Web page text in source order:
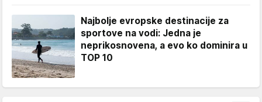
Najbolje evropske destinacije za
sportove na vodi: Jedna je
neprikosnovena, a evo ko dominira u
TOP 10